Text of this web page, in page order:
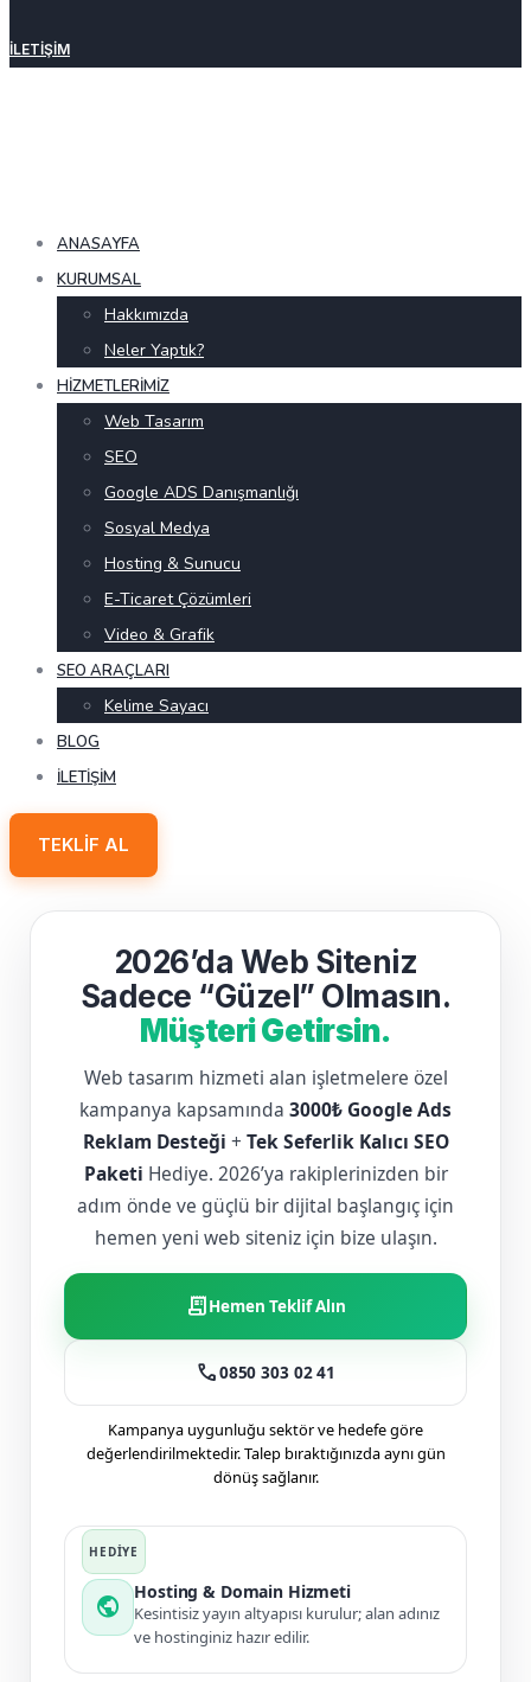
İLETIŞIM
ANASAYFA
KURUMSAL
Hakkımızda
Neler Yaptık?
HIZMETLERIMIZ
Web Tasarım
SEO
Google ADS Danışmanlığı
Sosyal Medya
Hosting & Sunucu
E-Ticaret Çözümleri
Video & Grafik
SEO ARAÇLARI
Kelime Sayacı
BLOG
İLETIŞIM
TEKLIF AL
2026’da Web Siteniz
Sadece “Güzel” Olmasın.
Müşteri Getirsin.
Web tasarım hizmeti alan işletmelere özel
kampanya kapsamında 3000₺ Google Ads
Reklam Desteği + Tek Seferlik Kalıcı SEO
Paketi Hediye. 2026’ya rakiplerinizden bir
adım önde ve güçlü bir dijital başlangıç için
hemen yeni web siteniz için bize ulaşın.
receipt_longHemen Teklif Alın
call0850 303 02 41
Kampanya uygunluğu sektör ve hedefe göre
değerlendirilmektedir. Talep bıraktığınızda aynı gün
dönüş sağlanır.
public
Hosting & Domain Hizmeti
Kesintisiz yayın altyapısı kurulur; alan adınız
ve hostinginiz hazır edilir.